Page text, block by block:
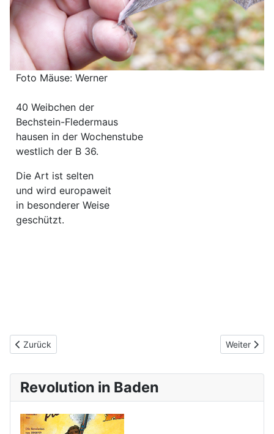
Foto Mäuse: Werner
40 Weibchen der
Bechstein-Fledermaus
hausen in der Wochenstube
westlich der B 36.
Die Art ist selten
und wird europaweit
in besonderer Weise
geschützt.
Vorheriger Beitrag: Pietismus in der Hardt (Serie)
Zurück Nächster
Weiter
Revolution in Baden